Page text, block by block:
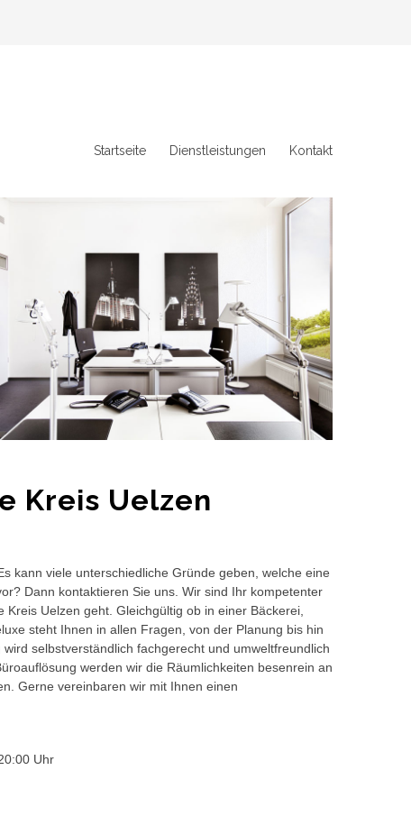
Startseite Dienstleistungen Kontakt
Kreis Uelzen
kann viele unterschiedliche Gründe geben, welche eine
Dann kontaktieren Sie uns. Wir sind Ihr kompetenter
Uelzen geht. Gleichgültig ob in einer Bäckerei,
steht Ihnen in allen Fragen, von der Planung bis hin
selbstverständlich fachgerecht und umweltfreundlich
werden wir die Räumlichkeiten besenrein an
Gerne vereinbaren wir mit Ihnen einen
Uhr